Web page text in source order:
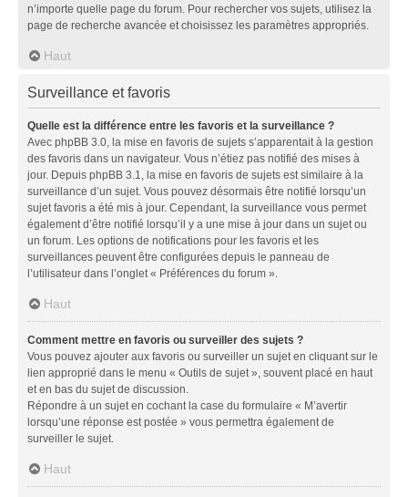
n’importe quelle page du forum. Pour rechercher vos sujets, utilisez la
page de recherche avancée et choisissez les paramètres appropriés.
Haut
Surveillance et favoris
Quelle est la différence entre les favoris et la surveillance ?
Avec phpBB 3.0, la mise en favoris de sujets s’apparentait à la gestion
des favoris dans un navigateur. Vous n’étiez pas notifié des mises à
jour. Depuis phpBB 3.1, la mise en favoris de sujets est similaire à la
surveillance d’un sujet. Vous pouvez désormais être notifié lorsqu’un
sujet favoris a été mis à jour. Cependant, la surveillance vous permet
également d’être notifié lorsqu’il y a une mise à jour dans un sujet ou
un forum. Les options de notifications pour les favoris et les
surveillances peuvent être configurées depuis le panneau de
l’utilisateur dans l’onglet « Préférences du forum ».
Haut
Comment mettre en favoris ou surveiller des sujets ?
Vous pouvez ajouter aux favoris ou surveiller un sujet en cliquant sur le
lien approprié dans le menu « Outils de sujet », souvent placé en haut
et en bas du sujet de discussion.
Répondre à un sujet en cochant la case du formulaire « M’avertir
lorsqu’une réponse est postée » vous permettra également de
surveiller le sujet.
Haut